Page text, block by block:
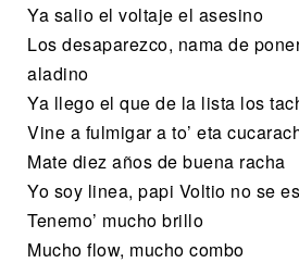
Ya salio el voltaje el asesino
Los desaparezco, nama de
aladino
Ya llego el que de la lista los
Vine a fulmigar a to’ eta
Mate diez años de buena racha
Yo soy linea, papi Voltio no se
Tenemo’ mucho brillo
Mucho flow, mucho combo